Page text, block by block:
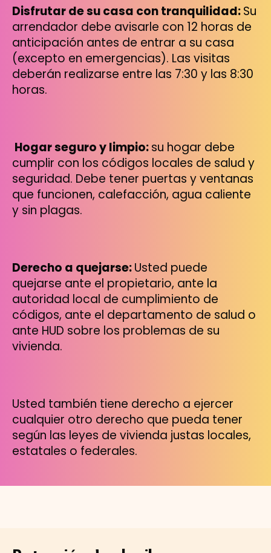
Disfrutar de su casa con tranquilidad:Su
arrendador debe avisarle con 12 horas de
anticipación antes de entrar a su casa
(excepto en emergencias). Las visitas
deberán realizarse entre las 7:30 y las 8:30
horas.
Hogar seguro y limpio:su hogar debe
cumplir con los códigos locales de salud y
seguridad. Debe tener puertas y ventanas
que funcionen, calefacción, agua caliente
y sin plagas.
Derecho a quejarse:Usted puede
quejarse ante el propietario, ante la
autoridad local de cumplimiento de
códigos, ante el departamento de salud o
ante HUD sobre los problemas de su
vivienda.
Usted también tiene derecho a ejercer
cualquier otro derecho que pueda tener
según las leyes de vivienda justas locales,
estatales o federales.